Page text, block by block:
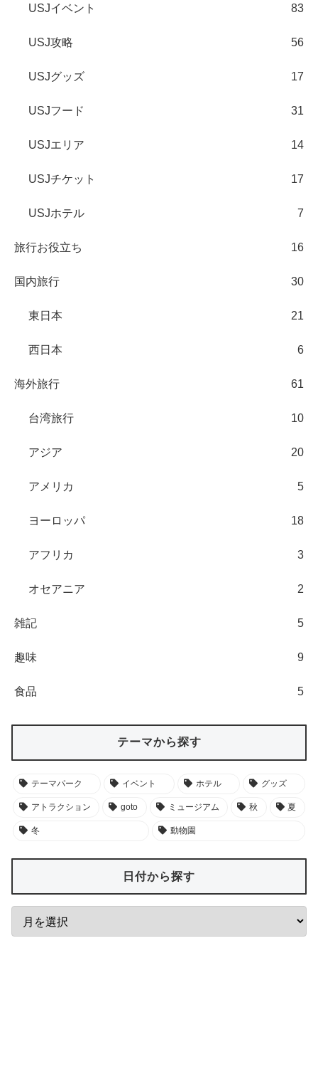
USJイベント 83
USJ攻略 56
USJグッズ 17
USJフード 31
USJエリア 14
USJチケット 17
USJホテル 7
旅行お役立ち 16
国内旅行 30
東日本 21
西日本 6
海外旅行 61
台湾旅行 10
アジア 20
アメリカ 5
ヨーロッパ 18
アフリカ 3
オセアニア 2
雑記 5
趣味 9
食品 5
テーマから探す
テーマパーク イベント ホテル グッズ
アトラクション goto ミュージアム 秋 夏
冬 動物園
日付から探す